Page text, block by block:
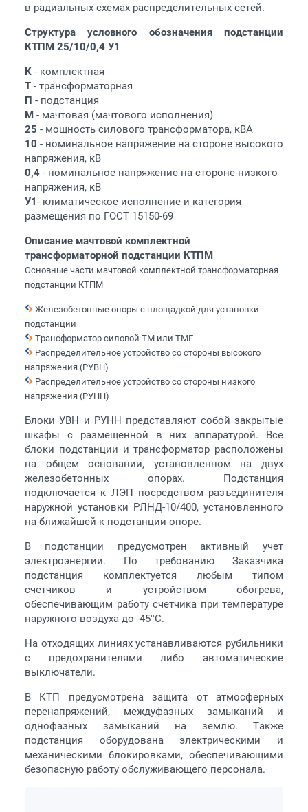
в радиальных схемах распределительных сетей.
Структура условного обозначения подстанции
КТПМ 25/10/0,4 У1
К - комплектная
Т - трансформаторная
П - подстанция
М - мачтовая (мачтового исполнения)
25 - мощность силового трансформатора, кВА
10 - номинальное напряжение на стороне высокого
напряжения, кВ
0,4 - номинальное напряжение на стороне низкого
напряжения, кВ
У1- климатическое исполнение и категория
размещения по ГОСТ 15150-69
Описание мачтовой комплектной
трансформаторной подстанции КТПМ
Основные части мачтовой комплектной трансформаторная
подстанции КТПМ
Железобетонные опоры с площадкой для установки
подстанции
Трансформатор силовой ТМ или ТМГ
Распределительное устройство со стороны высокого
напряжения (РУВН)
Распределительное устройство со стороны низкого
напряжения (РУНН)
Блоки УВН и РУНН представляют собой закрытые
шкафы с размещенной в них аппаратурой. Все
блоки подстанции и трансформатор расположены
на общем основании, установленном на двух
железобетонных опорах. Подстанция
подключается к ЛЭП посредством разъединителя
наружной установки РЛНД-10/400, установленного
на ближайшей к подстанции опоре.
В подстанции предусмотрен активный учет
электроэнергии. По требованию Заказчика
подстанция комплектуется любым типом
счетчиков и устройством обогрева,
обеспечивающим работу счетчика при температуре
наружного воздуха до -45°С.
На отходящих линиях устанавливаются рубильники
с предохранителями либо автоматические
выключатели.
В КТП предусмотрена защита от атмосферных
перенапряжений, междуфазных замыканий и
однофазных замыканий на землю. Также
подстанция оборудована электрическими и
механическими блокировками, обеспечивающими
безопасную работу обслуживающего персонала.